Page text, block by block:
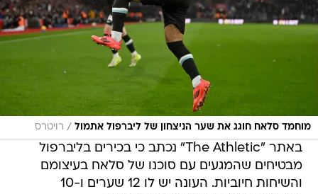
מוחמד סלאח חוגג את שער הניצחון של ליברפול אתמול / רויטרס
באתר "The Athletic" נכתב כי בכירים בליברפול
מבטיחים שהמגעים עם סוכנו של סלאח בעיצומם
והשיחות חיוביות. העונה יש לו 12 שערים ו-10